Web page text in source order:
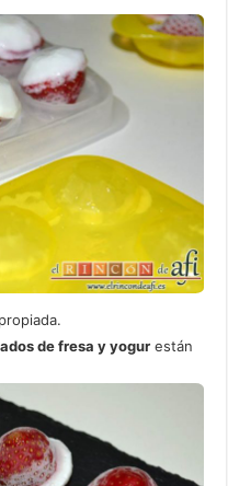
de fresa y yogur están